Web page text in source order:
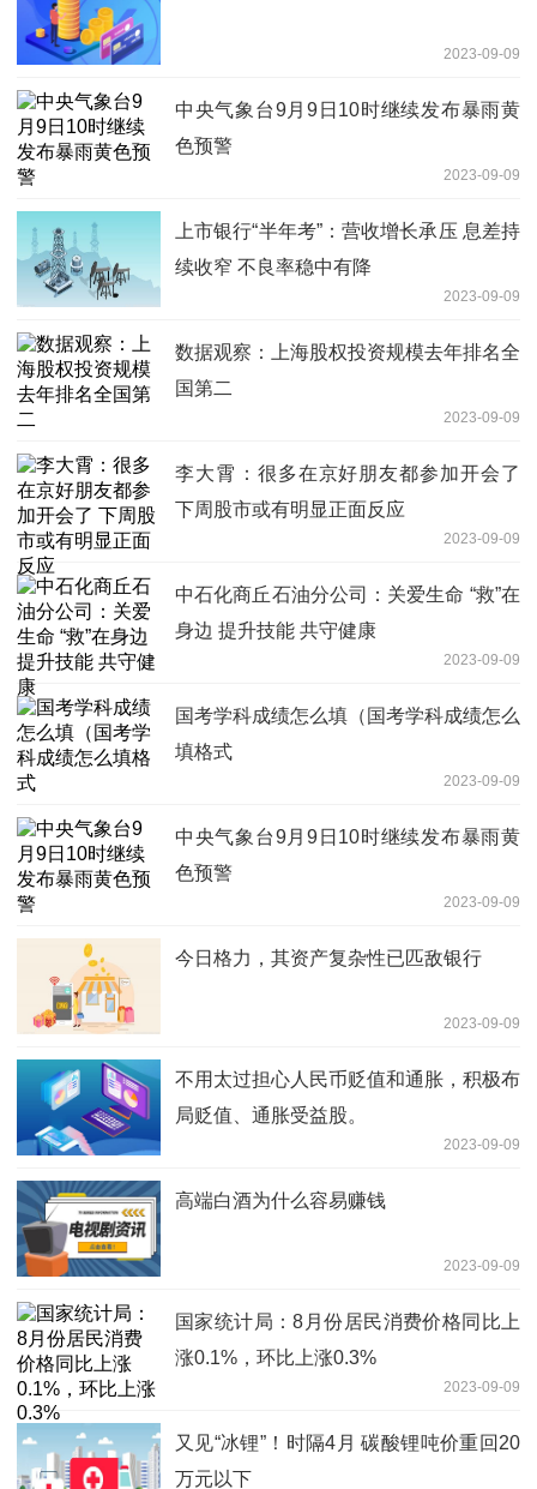
2023-09-09
中央气象台9月9日10时继续发布暴雨黄
色预警
2023-09-09
上市银行“半年考”：营收增长承压 息差持
续收窄 不良率稳中有降
2023-09-09
数据观察：上海股权投资规模去年排名全
国第二
2023-09-09
李大霄‬：很多在京好朋友都参加开会了
下周股市或有明显正面反应
2023-09-09
中石化商丘石油分公司：关爱生命 “救”在
身边 提升技能 共守健康
2023-09-09
国考学科成绩怎么填（国考学科成绩怎么
填格式
2023-09-09
中央气象台9月9日10时继续发布暴雨黄
色预警
2023-09-09
今日格力，其资产复杂性已匹敌银行
2023-09-09
不用太过担心人民币贬值和通胀，积极布
局贬值、通胀受益股。
2023-09-09
高端白酒为什么容易赚钱
2023-09-09
国家统计局：8月份居民消费价格同比上
涨0.1%，环比上涨0.3%
2023-09-09
又见“冰锂”！时隔4月 碳酸锂吨价重回20
万元以下